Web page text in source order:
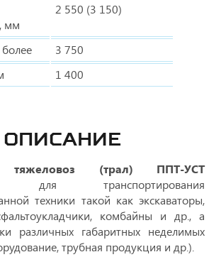
мм
2 550 (3 150)
3 750
1 400
ОПИСАНИЕ
тяжеловоз (трал) ППТ-УСТ
для транспортирования
техники такой как экскаваторы,
комбайны и др., а
различных габаритных неделимых
трубная продукция и др.).